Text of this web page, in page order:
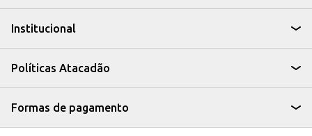
Institucional
Políticas Atacadão
Formas de pagamento